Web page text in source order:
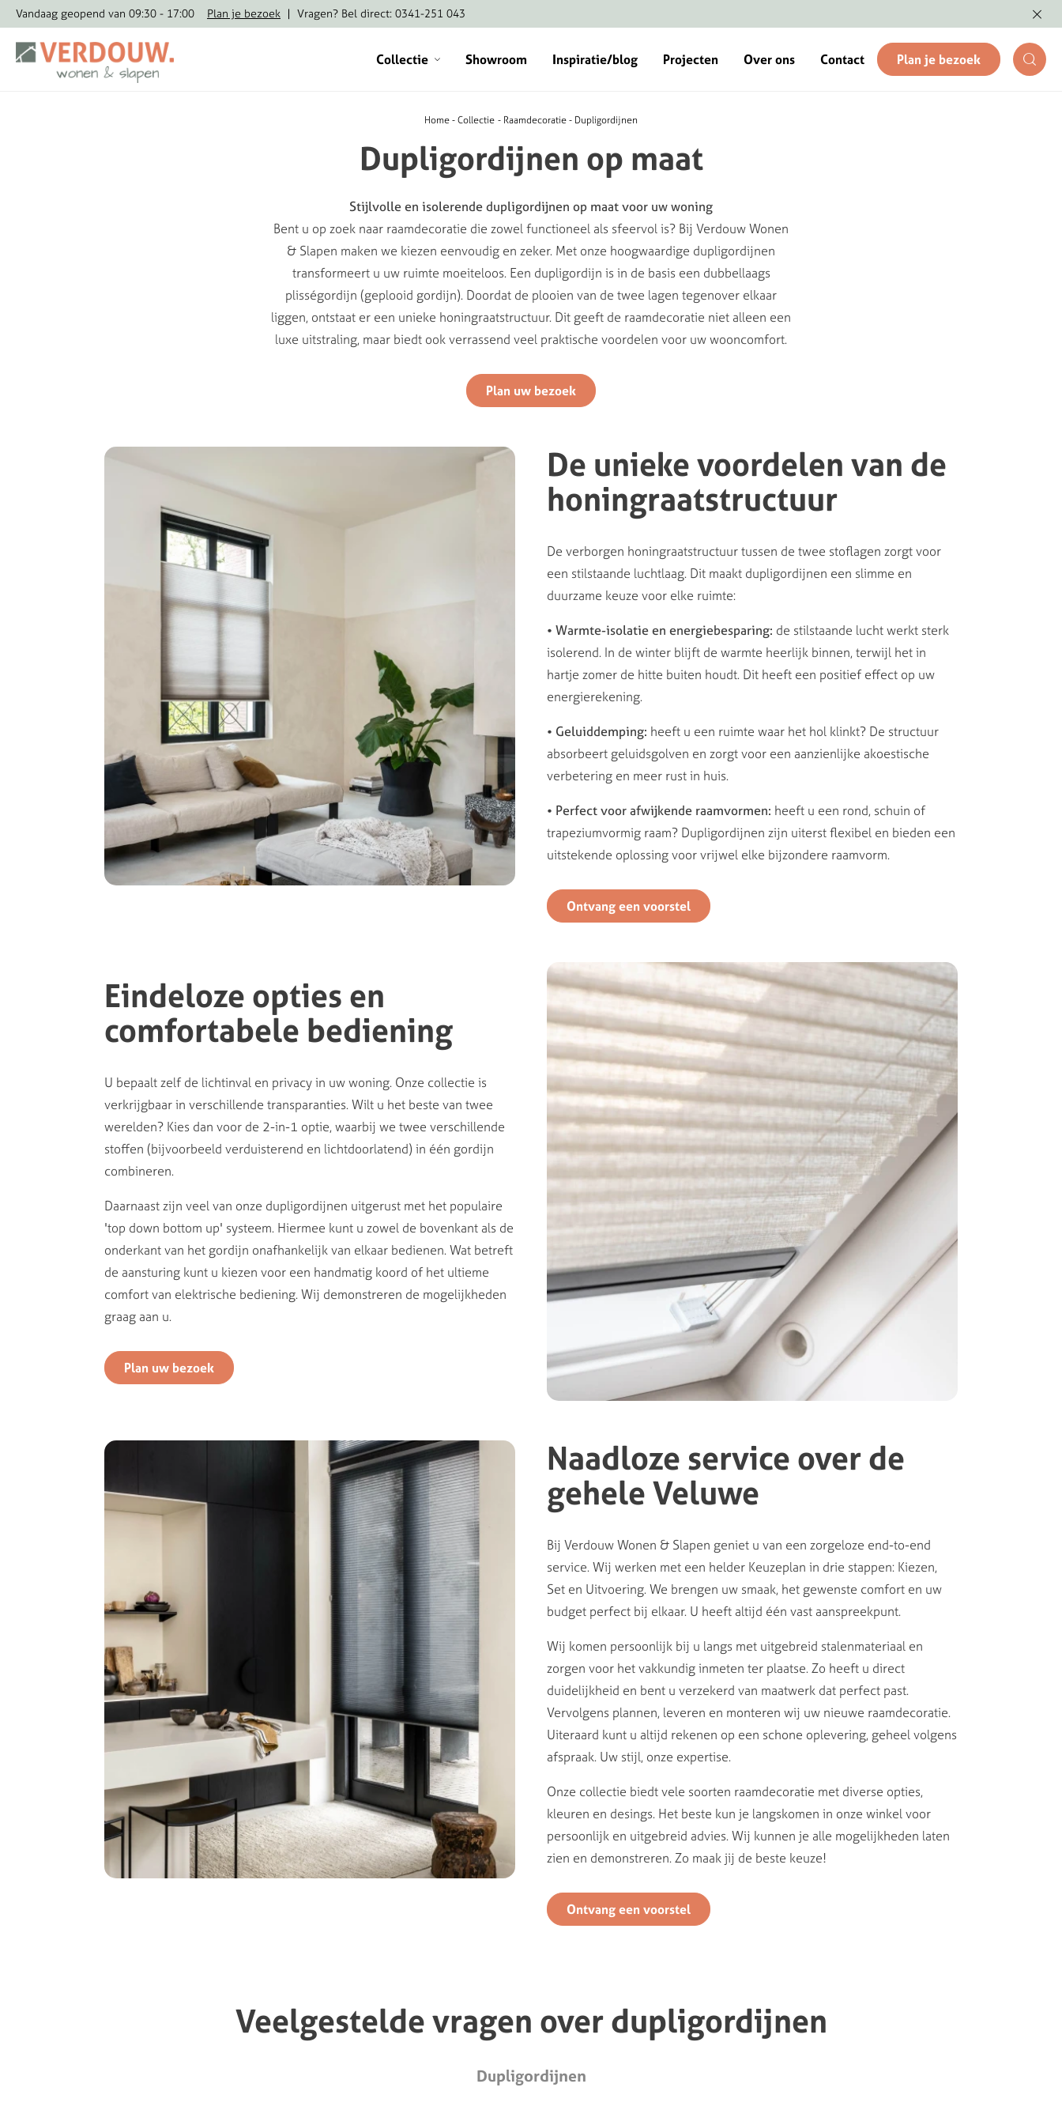
Vandaag geopend van 09:30 - 17:00 Plan je bezoek | Vragen? Bel direct: 0341-251 043
Collectie Showroom Inspiratie/blog Projecten Over ons Contact Plan je bezoek
Home Collectie Raamdecoratie Dupligordijnen
Dupligordijnen op maat
Stijlvolle en isolerende dupligordijnen op maat voor uw woning
Bent u op zoek naar raamdecoratie die zowel functioneel als sfeervol is? Bij Verdouw Wonen
& Slapen maken we kiezen eenvoudig en zeker. Met onze hoogwaardige dupligordijnen
transformeert u uw ruimte moeiteloos. Een dupligordijn is in de basis een dubbellaags
plisségordijn (geplooid gordijn). Doordat de plooien van de twee lagen tegenover elkaar
liggen, ontstaat er een unieke honingraatstructuur. Dit geeft de raamdecoratie niet alleen een
luxe uitstraling, maar biedt ook verrassend veel praktische voordelen voor uw wooncomfort.
Plan uw bezoek
De unieke voordelen van de
honingraatstructuur
De verborgen honingraatstructuur tussen de twee stoflagen zorgt voor
een stilstaande luchtlaag. Dit maakt dupligordijnen een slimme en
duurzame keuze voor elke ruimte:
• Warmte-isolatie en energiebesparing: de stilstaande lucht werkt sterk
isolerend. In de winter blijft de warmte heerlijk binnen, terwijl het in
hartje zomer de hitte buiten houdt. Dit heeft een positief effect op uw
energierekening.
• Geluiddemping: heeft u een ruimte waar het hol klinkt? De structuur
absorbeert geluidsgolven en zorgt voor een aanzienlijke akoestische
verbetering en meer rust in huis.
• Perfect voor afwijkende raamvormen: heeft u een rond, schuin of
trapeziumvormig raam? Dupligordijnen zijn uiterst flexibel en bieden een
uitstekende oplossing voor vrijwel elke bijzondere raamvorm.
Ontvang een voorstel
Eindeloze opties en
comfortabele bediening
U bepaalt zelf de lichtinval en privacy in uw woning. Onze collectie is
verkrijgbaar in verschillende transparanties. Wilt u het beste van twee
werelden? Kies dan voor de 2-in-1 optie, waarbij we twee verschillende
stoffen (bijvoorbeeld verduisterend en lichtdoorlatend) in één gordijn
combineren.
Daarnaast zijn veel van onze dupligordijnen uitgerust met het populaire
'top down bottom up' systeem. Hiermee kunt u zowel de bovenkant als de
onderkant van het gordijn onafhankelijk van elkaar bedienen. Wat betreft
de aansturing kunt u kiezen voor een handmatig koord of het ultieme
comfort van elektrische bediening. Wij demonstreren de mogelijkheden
graag aan u.
Plan uw bezoek
Naadloze service over de
gehele Veluwe
Bij Verdouw Wonen & Slapen geniet u van een zorgeloze end-to-end
service. Wij werken met een helder Keuzeplan in drie stappen: Kiezen,
Set en Uitvoering. We brengen uw smaak, het gewenste comfort en uw
budget perfect bij elkaar. U heeft altijd één vast aanspreekpunt.
Wij komen persoonlijk bij u langs met uitgebreid stalenmateriaal en
zorgen voor het vakkundig inmeten ter plaatse. Zo heeft u direct
duidelijkheid en bent u verzekerd van maatwerk dat perfect past.
Vervolgens plannen, leveren en monteren wij uw nieuwe raamdecoratie.
Uiteraard kunt u altijd rekenen op een schone oplevering, geheel volgens
afspraak. Uw stijl, onze expertise.
Onze collectie biedt vele soorten raamdecoratie met diverse opties,
kleuren en desings. Het beste kun je langskomen in onze winkel voor
persoonlijk en uitgebreid advies. Wij kunnen je alle mogelijkheden laten
zien en demonstreren. Zo maak jij de beste keuze!
Ontvang een voorstel
Veelgestelde vragen over dupligordijnen
Dupligordijnen